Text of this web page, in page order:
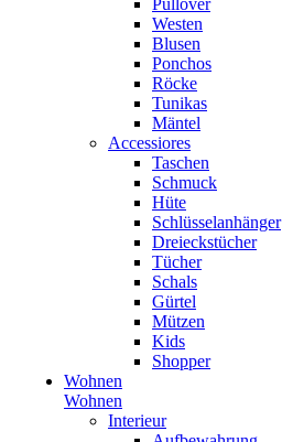
Pullover
Westen
Blusen
Ponchos
Röcke
Tunikas
Mäntel
Accessiores
Taschen
Schmuck
Hüte
Schlüsselanhänger
Dreieckstücher
Tücher
Schals
Gürtel
Mützen
Kids
Shopper
Wohnen
Wohnen
Interieur